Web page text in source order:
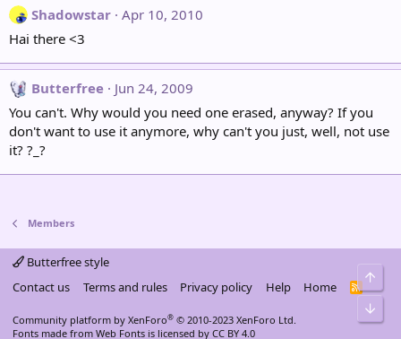
Shadowstar Apr 10, 2010
Hai there <3
Butterfree
Jun 24, 2009
You can't. Why would you need one erased, anyway? If you
don't want to use it anymore, why can't you just, well, not use
it? ?_?
Members
Butterfree style
Contact us
Terms and rules Privacy policy Help Home
R
Community platform by XenForo® © 2010-2023 XenForo Ltd.
Fonts made from Web Fonts is licensed by CC BY 4.0
Top